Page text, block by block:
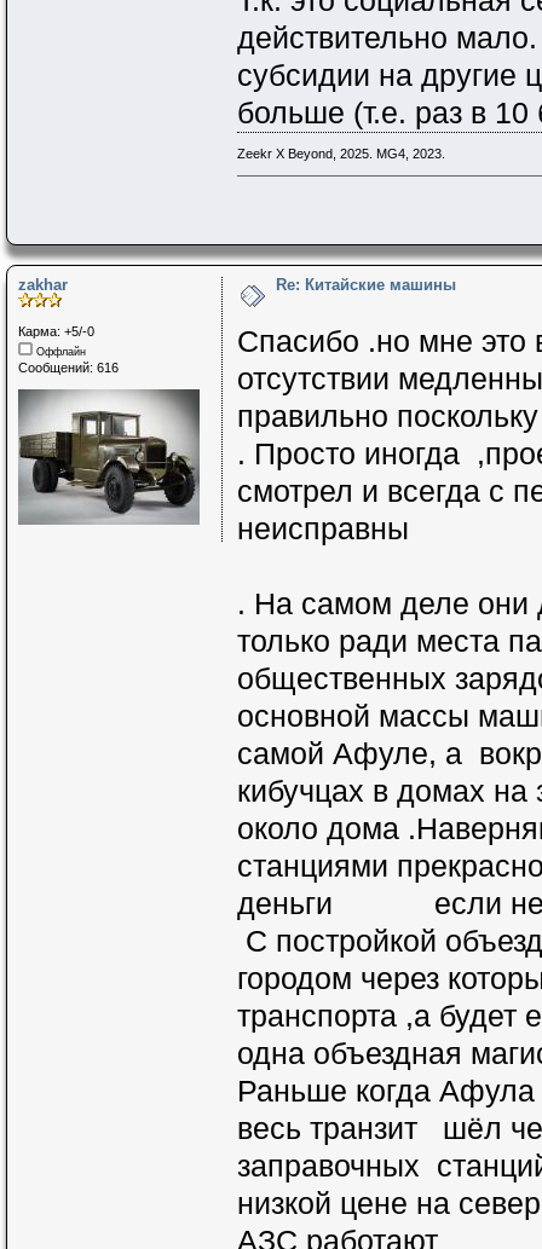
действительно
субсидии на другие
больше (т.е. раз в
Zeekr X Beyond, 2025. MG4, 2023.
zakhar
Карма: +5/-0
Оффлайн
Сообщений: 616
Re: Китайские машины
Спасибо .но мне это
отсутствии
правильно
. Просто иногда
смотрел и всегда с
неисправны
. На самом деле они
только ради места
общественных
основной массы
самой Афуле, а
кибучцах в домах
около дома
станциями
деньги если нет
С постройкой
городом через
транспорта ,а
одна объездная
Раньше когда
весь транзит шёл
заправочных
низкой цене на
АЗС работают